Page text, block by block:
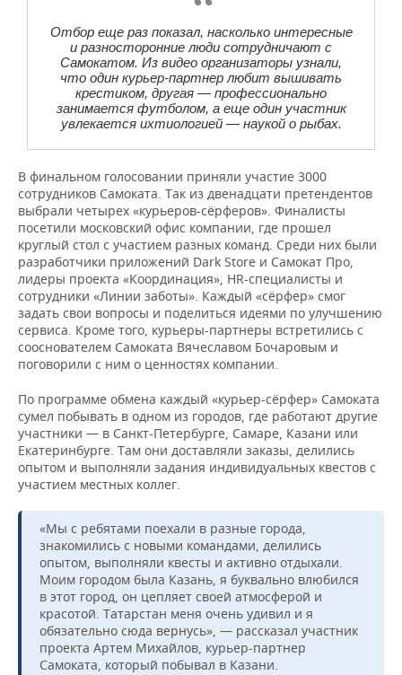
Отбор еще раз показал, насколько интересные
и разносторонние люди сотрудничают с
Самокатом. Из видео организаторы узнали,
что один курьер-партнер любит вышивать
крестиком, другая — профессионально
занимается футболом, а еще один участник
увлекается ихтиологией — наукой о рыбах.
В финальном голосовании приняли участие 3000
сотрудников Самоката. Так из двенадцати претендентов
выбрали четырех «курьеров-сёрферов». Финалисты
посетили московский офис компании, где прошел
круглый стол с участием разных команд. Среди них были
разработчики приложений Dark Store и Самокат Про,
лидеры проекта «Координация», HR-специалисты и
сотрудники «Линии заботы». Каждый «сёрфер» смог
задать свои вопросы и поделиться идеями по улучшению
сервиса. Кроме того, курьеры-партнеры встретились с
сооснователем Самоката Вячеславом Бочаровым и
поговорили с ним о ценностях компании.
По программе обмена каждый «курьер-сёрфер» Самоката
сумел побывать в одном из городов, где работают другие
участники — в Санкт-Петербурге, Самаре, Казани или
Екатеринбурге. Там они доставляли заказы, делились
опытом и выполняли задания индивидуальных квестов с
участием местных коллег.
«Мы с ребятами поехали в разные города,
знакомились с новыми командами, делились
опытом, выполняли квесты и активно отдыхали.
Моим городом была Казань, я буквально влюбился
в этот город, он цепляет своей атмосферой и
красотой. Татарстан меня очень удивил и я
обязательно сюда вернусь», — рассказал участник
проекта Артем Михайлов, курьер-партнер
Самоката, который побывал в Казани.